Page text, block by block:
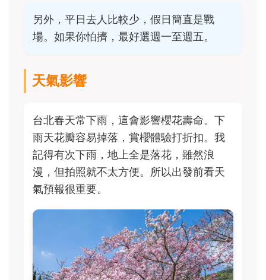
另外，平日去人比較少，假日簡直是戰
場。如果你怕擠，最好選週一至週五。
天氣影響
台北春天常下雨，這會影響櫻花壽命。下
雨天花瓣容易掉落，賞櫻體驗打折扣。我
記得有次下雨，地上全是落花，雖然浪
漫，但拍照就不太方便。所以出發前看天
氣預報很重要。